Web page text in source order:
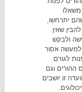
משאלו
יתרחשו,
שאין
ולבקש
אסור
לגורם
ההורים וגם
זו יושבים